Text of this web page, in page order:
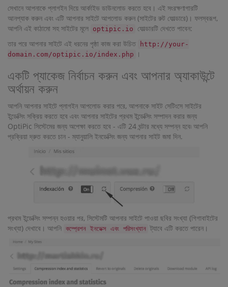
সেখানে আপনাকে প্লাগইন দিয়ে আর্কাইভ ডাউনলোড করতে হবে। এই সংরক্ষণাগারটি
আনপ্যাক করুন এবং এটি আপনার সাইটে আপলোড করুন (সাইটের রুট ফোল্ডারে)। ফলস্বরূপ,
আপনি এই কাঠামো সহ সাইটের মূলে optipic.io ফোল্ডারটি দেখতে পাবেন:
তার পরে আপনার সাইটে এই ধরনের পৃষ্ঠা কাজ করা উচিত
http://your-
domain.com/optipic.io/index.php
।
একটি প্যাকেজ নির্বাচন করুন এবং আপনার অ্যাকাউন্টে
অর্থায়ন করুন
আপনি আপনার সাইটে প্লাগইন আপলোড করার পরে, আপনাকে সাইট সেটিংসে সাইটের
ইন্ডেক্সিং সক্রিয় করতে হবে এবং আপনার সাইটের প্রথম ইন্ডেক্সিং সম্পাদন করার জন্য
OptiPic সিস্টেমের জন্য অপেক্ষা করতে হবে - এটি 24 ঘন্টার মধ্যে সম্পন্ন হবে৷ আপনি
প্রক্রিয়া দ্রুত করতে চান - ম্যানুয়ালি ইনডেক্সিং জন্য আপনার সাইট জমা দিন.
প্রথম ইন্ডেক্সিং সম্পন্ন হওয়ার পর, সিস্টেমটি আপনার সাইটে পাওয়া ছবির সংখ্যা (গিগাবাইটের
সংখ্যা) দেখাবে। আপনি কম্প্রেশন ইনডেক্স এবং পরিসংখ্যান ট্যাবে এটি করতে পারেন।